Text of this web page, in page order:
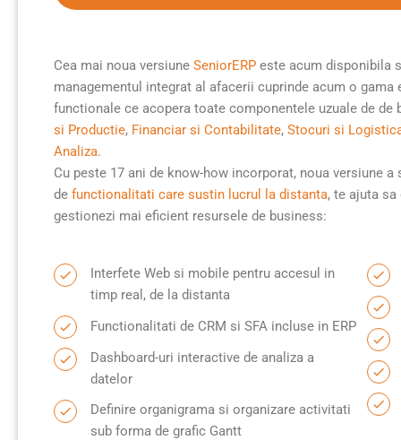
Cea mai noua versiune SeniorERP este acum disponibila
managementul integrat al afacerii cuprinde acum o
functionale ce acopera toate componentele uzuale de de
si Productie, Financiar si Contabilitate, Stocuri si
Analiza.
Cu peste 17 ani de know-how incorporat, noua versiune
de functionalitati care sustin lucrul la distanta, te ajuta
gestionezi mai eficient resursele de business:
Interfete Web si mobile pentru accesul in
timp real, de la distanta
Functionalitati de CRM si SFA incluse in ERP
Dashboard-uri interactive de analiza a
datelor
Definire organigrama si organizare activitati
sub forma de grafic Gantt